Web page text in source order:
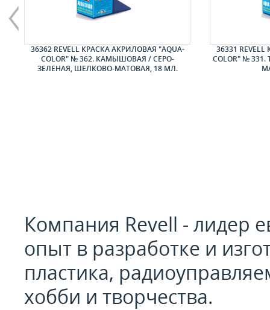
36362 REVELL КРАСКА АКРИЛОВАЯ "AQUA-
COLOR" № 362. КАМЫШОВАЯ / СЕРО-
ЗЕЛЕНАЯ, ШЕЛКОВО-МАТОВАЯ, 18 МЛ.
36331
COLOR" №
Компания Revell - лидер
опыт в разработке и
пластика,
хобби и творчества.